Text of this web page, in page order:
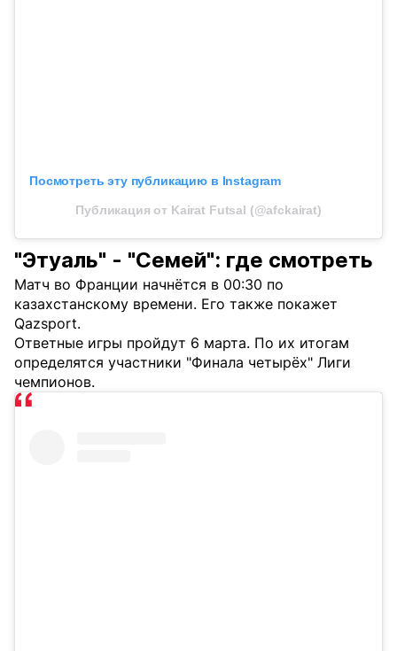
Посмотреть эту публикацию в Instagram
Публикация от Kairat Futsal (@afckairat)
"Этуаль" - "Семей": где смотреть
Матч во Франции начнётся в 00:30 по
казахстанскому времени. Его также покажет
Qazsport.
Ответные игры пройдут 6 марта. По их итогам
определятся участники "Финала четырёх" Лиги
чемпионов.